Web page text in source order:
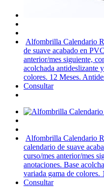
Alfombrilla Calendario
de suave acabado en
anterior/mes siguiente,
acolchada antideslizante
colores. 12 Meses.
Consultar
Alfombrilla Calendario
calendario de suave
curso/mes anterior/mes
anotaciones. Base
variada gama de colores.
Consultar